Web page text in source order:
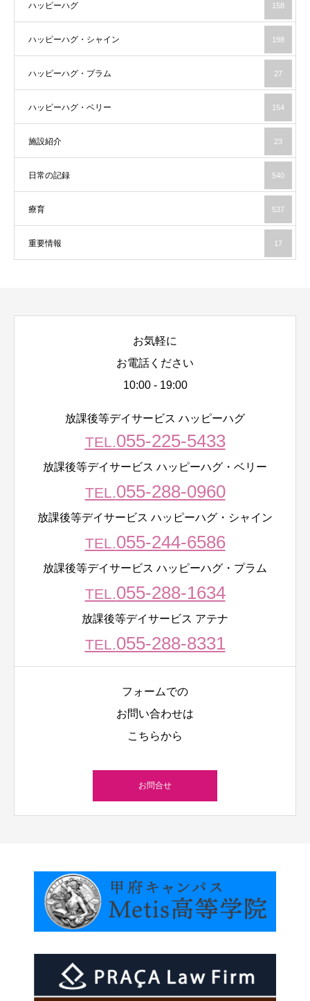
ハッピーハグ 158
ハッピーハグ・シャイン 198
ハッピーハグ・プラム 27
ハッピーハグ・ベリー 154
施設紹介 23
日常の記録 540
療育 537
重要情報 17
お気軽に
お電話ください
10:00 - 19:00
放課後等デイサービス ハッピーハグ
TEL.055-225-5433
放課後等デイサービス ハッピーハグ・ベリー
TEL.055-288-0960
放課後等デイサービス ハッピーハグ・シャイン
TEL.055-244-6586
放課後等デイサービス ハッピーハグ・プラム
TEL.055-288-1634
放課後等デイサービス アテナ
TEL.055-288-8331
フォームでの
お問い合わせは
こちらから
お問合せ